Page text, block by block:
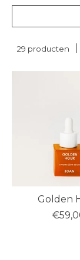
29 producten
Golden